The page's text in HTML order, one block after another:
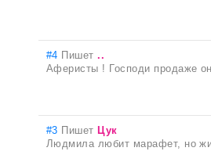
#4 Пишет..
Аферисты ! Господи продаже
#3 Пишет Цук
Людмила любит марафет, но